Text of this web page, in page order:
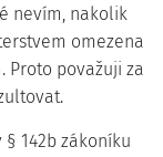
nevím, nakolik
omezena
Proto považuji za
142b zákoníku